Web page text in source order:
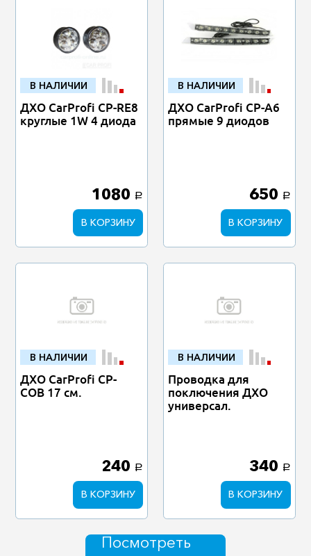
В НАЛИЧИИ
ДХО CarProfi CP-RE8
круглые 1W 4 диода
1080 a
В КОРЗИНУ
В НАЛИЧИИ
ДХО CarProfi CP-A6
прямые 9 диодов
650 a
В КОРЗИНУ
В НАЛИЧИИ
ДХО CarProfi CP-
СОВ 17 см.
240 a
В КОРЗИНУ
В НАЛИЧИИ
Проводка для
поключения ДХО
универсал.
340 a
В КОРЗИНУ
Посмотреть